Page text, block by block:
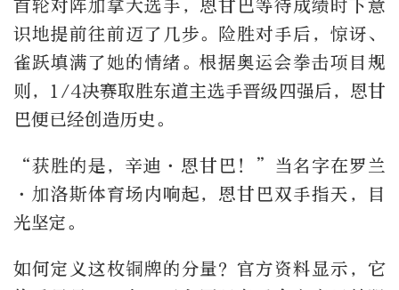
首轮对阵加拿大选手，恩甘巴等待成绩时下意
识地提前往前迈了几步。险胜对手后，惊讶、
雀跃填满了她的情绪。根据奥运会拳击项目规
则，1/4决赛取胜东道主选手晋级四强后，恩甘
巴便已经创造历史。
“获胜的是，辛迪·恩甘巴！”当名字在罗兰
·加洛斯体育场内响起，恩甘巴双手指天，目
光坚定。
如何定义这枚铜牌的分量？官方资料显示，它